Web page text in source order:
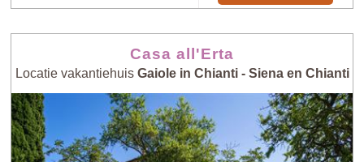
Casa all'Erta
Locatie vakantiehuis Gaiole in Chianti - Siena en Chianti